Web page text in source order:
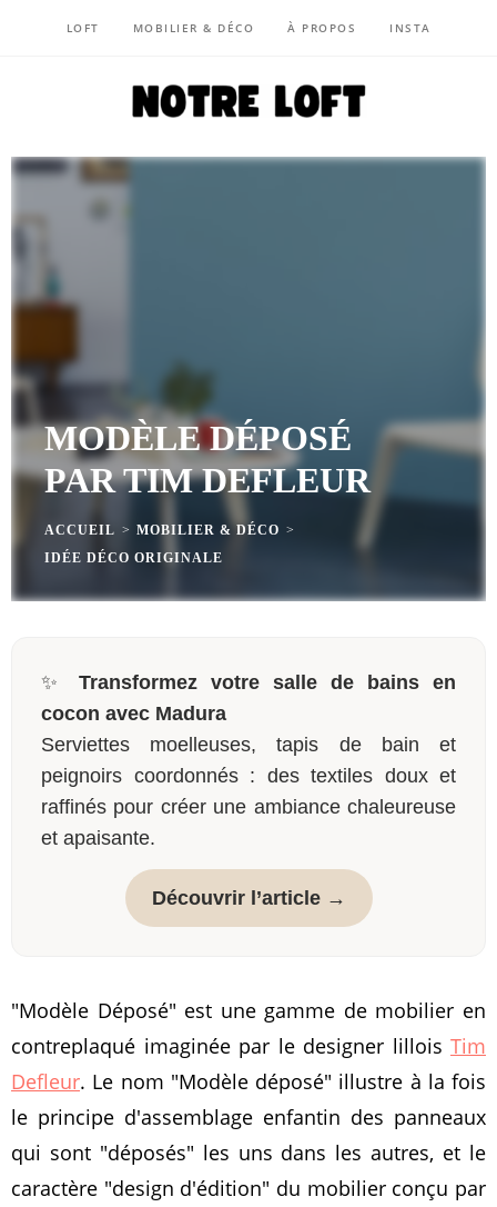
LOFT MOBILIER & DÉCO À PROPOS INSTA
MODÈLE DÉPOSÉ
PAR TIM DEFLEUR
ACCUEIL > MOBILIER & DÉCO >
IDÉE DÉCO ORIGINALE
✨ Transformez votre salle de bains en
cocon avec Madura
Serviettes moelleuses, tapis de bain et
peignoirs coordonnés : des textiles doux et
raffinés pour créer une ambiance chaleureuse
et apaisante.
Découvrir l’article →
"Modèle Déposé" est une gamme de mobilier en
contreplaqué imaginée par le designer lillois Tim
Defleur. Le nom "Modèle déposé" illustre à la fois
le principe d'assemblage enfantin des panneaux
qui sont "déposés" les uns dans les autres, et le
caractère "design d'édition" du mobilier conçu par